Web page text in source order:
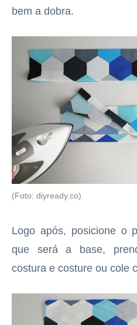
bem a dobra.
(Foto: diyready.co)
Logo após, posicione o
que será a base,
costura e costure ou cole